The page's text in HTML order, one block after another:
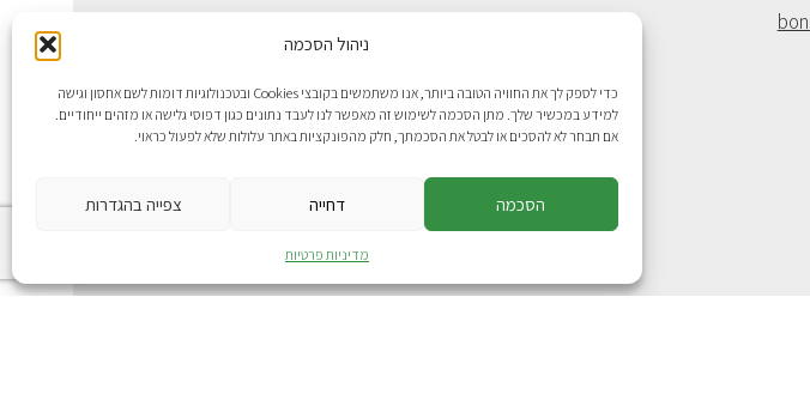
ניהול הסכמה
כדי לספק לך את החוויה הטובה ביותר, אנו משתמשים בקובצי Cookies ובטכנולוגיות דומות לשם אחסון וגישה
למידע במכשיר שלך. מתן הסכמה לשימוש זה מאפשר לנו לעבד נתונים כגון דפוסי גלישה או מזהים ייחודיים.
אם תבחר לא להסכים או לבטל את הסכמתך, חלק מהפונקציות באתר עלולות שלא לפעול כראוי.
הסכמה דחייה צפייה בהגדרות
מדיניות פרטיות